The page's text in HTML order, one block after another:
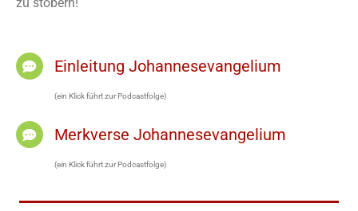
zu stöbern!
Einleitung Johannesevangelium
(ein Klick führt zur Podcastfolge)
Merkverse Johannesevangelium
(ein Klick führt zur Podcastfolge)